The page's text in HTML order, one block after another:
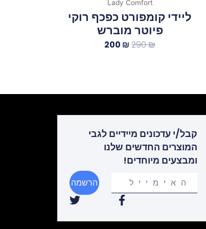
Lady Comfort
ליידי קומפורט כפכף רוקי
פיוטר מוברש
290₪
200 ₪
קבל/י עדכונים מיידיים לגבי
המוצרים החדשים שלנו
ומבצעים מיוחדים!
email
הרשמה
F
c
T
i